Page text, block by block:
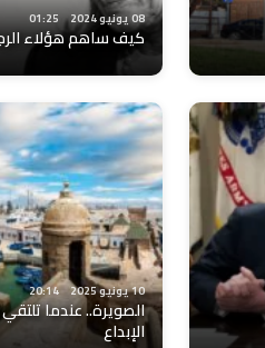
08 يونيو 2024 01:25
كيف ساهم هؤلاء
10 يونيو 2025 20:14
الصويرة.. عندما تلتقي
الإبداع